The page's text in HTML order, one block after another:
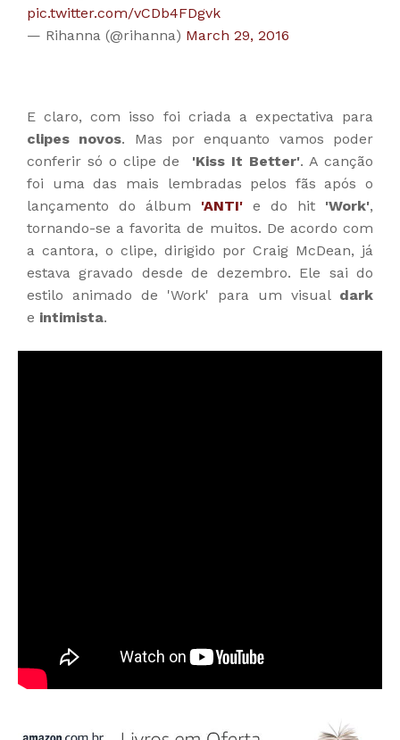
pic.twitter.com/vCDb4FDgvk
— Rihanna (@rihanna) March 29, 2016
E claro, com isso foi criada a expectativa para
clipes novos. Mas por enquanto vamos poder
conferir só o clipe de 'Kiss It Better'. A canção
foi uma das mais lembradas pelos fãs após o
lançamento do álbum
'ANTI' e do hit 'Work',
tornando-se a favorita de muitos. De acordo com
a cantora, o clipe, dirigido por Craig McDean, já
estava gravado desde de dezembro. Ele sai do
estilo animado de 'Work' para um visual dark
e intimista.